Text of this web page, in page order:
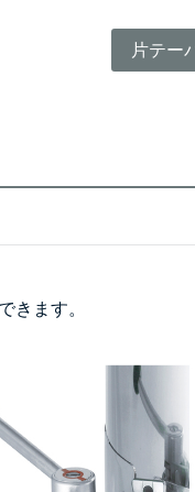
片テー
きます。